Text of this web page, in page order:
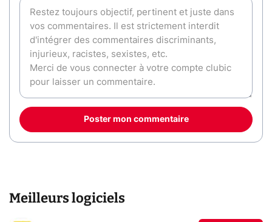
Poster mon commentaire
Meilleurs logiciels